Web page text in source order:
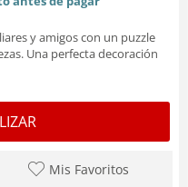
y amigos con un puzzle
Una perfecta decoración
Mis Favoritos